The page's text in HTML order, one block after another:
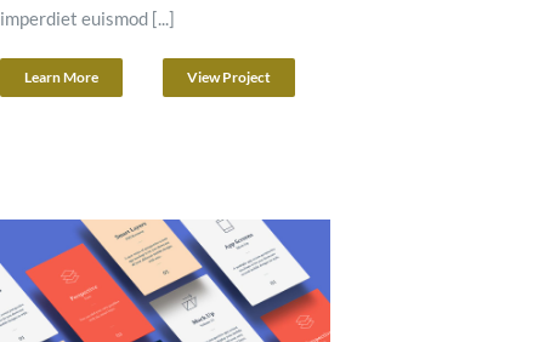
imperdiet euismod [...]
Learn More View Project